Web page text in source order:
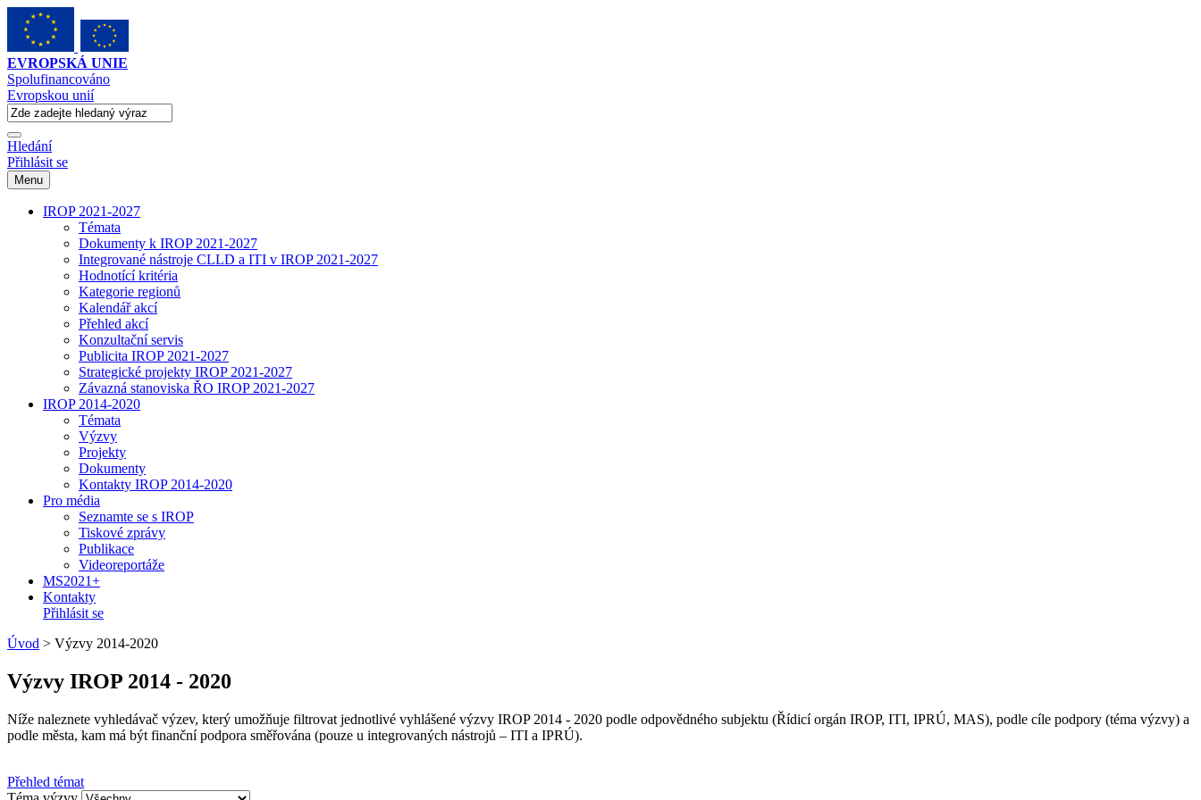
EVROPSKÁ UNIE
Spolufinancováno
Evropskou unií
Hledání
Přihlásit se
Menu
IROP 2021-2027
Témata
Dokumenty k IROP 2021-2027
Integrované nástroje CLLD a ITI v IROP 2021-2027
Hodnotící kritéria
Kategorie regionů
Kalendář akcí
Přehled akcí
Konzultační servis
Publicita IROP 2021-2027
Strategické projekty IROP 2021-2027
Závazná stanoviska ŘO IROP 2021-2027
IROP 2014-2020
Témata
Výzvy
Projekty
Dokumenty
Kontakty IROP 2014-2020
Pro média
Seznamte se s IROP
Tiskové zprávy
Publikace
Videoreportáže
MS2021+
Kontakty
Přihlásit se
Úvod > Výzvy 2014-2020
Výzvy IROP 2014 - 2020
Níže naleznete vyhledávač výzev, který umožňuje filtrovat jednotlivé vyhlášené výzvy IROP 2014 - 2020 podle odpovědného subjektu (Řídicí orgán IROP, ITI, IPRÚ, MAS), podle cíle podpory (téma výzvy) a
podle města, kam má být finanční podpora směřována (pouze u integrovaných nástrojů – ITI a IPRÚ).
Přehled témat